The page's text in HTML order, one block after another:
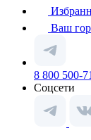
Ваш
8 800 500-
Соцсети